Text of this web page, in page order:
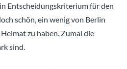
Entscheidungskriterium für den
schön, ein wenig von Berlin
zu haben. Zumal die
sind.